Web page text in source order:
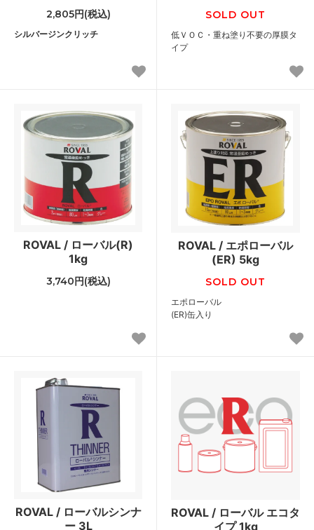
2,805円(税込)
シルバージンクリッチ
SOLD OUT
低ＶＯＣ・重ね塗り不要の厚膜タ
イプ
ROVAL / ローバル(R)
1kg
3,740円(税込)
ROVAL / エポローバル
(ER) 5kg
SOLD OUT
エポローバル
(ER)缶入り
ROVAL / ローバルシンナ
ー 3L
ROVAL / ローバル エコタ
イプ 1kg